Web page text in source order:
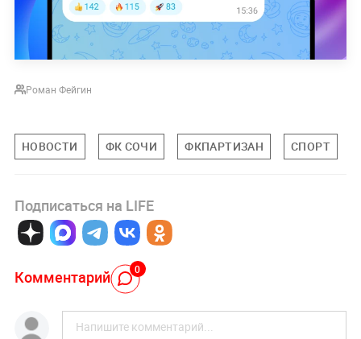
Роман Фейгин
НОВОСТИ ФК СОЧИ ФКПАРТИЗАН СПОРТ
Подписаться на LIFE
Комментарий 0